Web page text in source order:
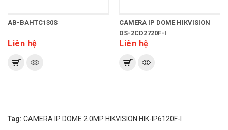
AB-BAHTC130S
Liên hệ
CAMERA IP DOME HIKVISION
DS-2CD2720F-I
Liên hệ
Tag: CAMERA IP DOME 2.0MP HIKVISION HIK-IP6120F-I